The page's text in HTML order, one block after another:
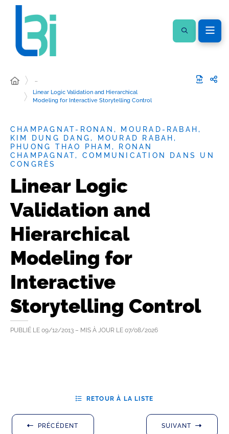
…
Linear Logic Validation and Hierarchical
Modeling for Interactive Storytelling Control
CHAMPAGNAT-RONAN, MOURAD-RABAH,
KIM DUNG DANG, MOURAD RABAH,
PHUONG THAO PHAM, RONAN
CHAMPAGNAT, COMMUNICATION DANS UN
CONGRÈS
Linear Logic
Validation and
Hierarchical
Modeling for
Interactive
Storytelling Control
PUBLIÉ LE 09/12/2013 – MIS À JOUR LE 07/08/2026
PRÉCÉDENT
RETOUR À LA LISTE
SUIVANT